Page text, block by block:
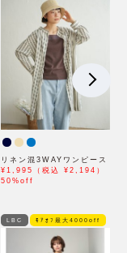
リネン混3WAYワンピース
¥1,995（税込 ¥2,194）
50%off
LBC ﾓｱｵﾌ最大4000off